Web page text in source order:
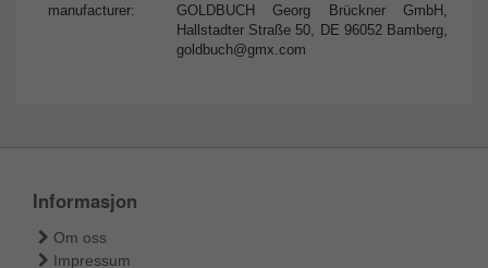
manufacturer:
GOLDBUCH Georg Brückner GmbH,
Hallstadter Straße 50, DE 96052 Bamberg,
goldbuch@gmx.com
Informasjon
Om oss
Impressum